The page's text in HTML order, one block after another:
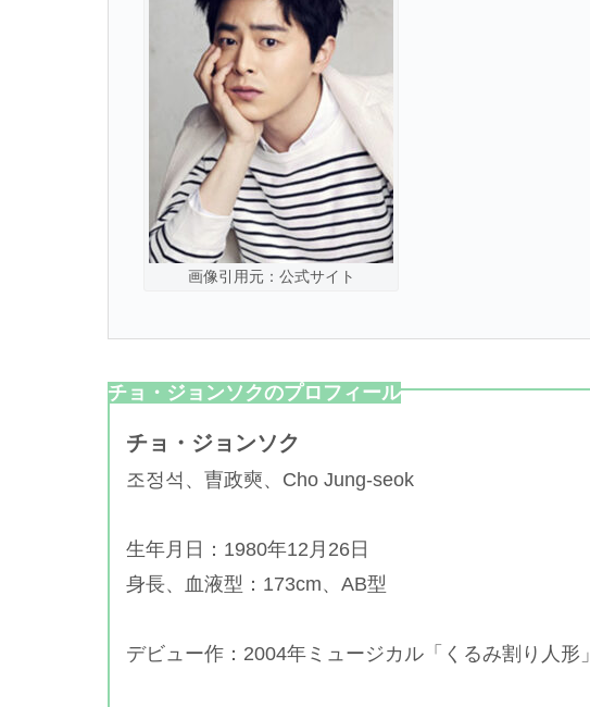
画像引用元：公式サイト
チョ・ジョンソクのプロフィール
チョ・ジョンソク
조정석、 曺政奭、Cho Jung-seok
生年月日：1980年12月26日
身長、血液型：173cm、AB型
デビュー作：2004年ミュージカル「くるみ割り人形」